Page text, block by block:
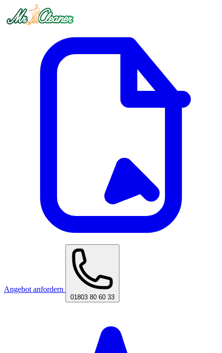
Angebot anfordern
01803 80 60 33